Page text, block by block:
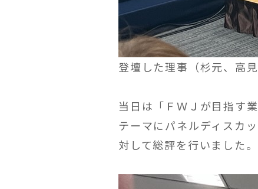
登壇した理事（杉元、高見
当日は「ＦＷＪが目指す
テーマにパネルディスカ
対して総評を行いました。